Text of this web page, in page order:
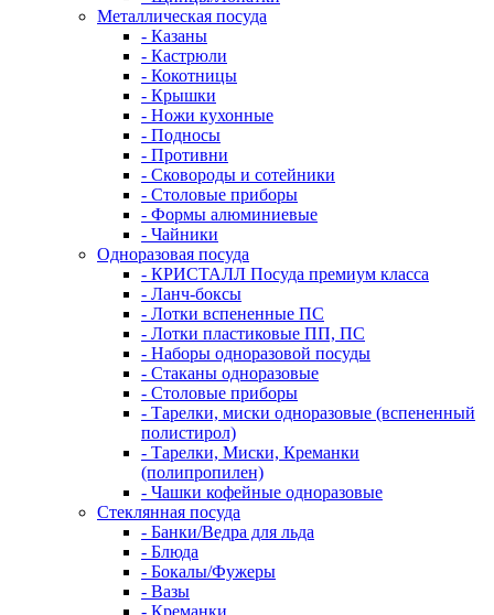
Металлическая посуда
- Казаны
- Кастрюли
- Кокотницы
- Крышки
- Ножи кухонные
- Подносы
- Противни
- Сковороды и сотейники
- Столовые приборы
- Формы алюминиевые
- Чайники
Одноразовая посуда
- КРИСТАЛЛ Посуда премиум класса
- Ланч-боксы
- Лотки вспененные ПС
- Лотки пластиковые ПП, ПС
- Наборы одноразовой посуды
- Стаканы одноразовые
- Столовые приборы
- Тарелки, миски одноразовые (вспененный
полистирол)
- Тарелки, Миски, Креманки
(полипропилен)
- Чашки кофейные одноразовые
Стеклянная посуда
- Банки/Ведра для льда
- Блюда
- Бокалы/Фужеры
- Вазы
- Креманки